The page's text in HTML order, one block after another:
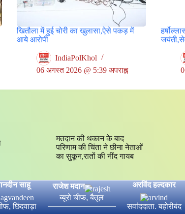
खितौला में हुई चोरी का खुलासा,ऐसे पकड़ में
आये आरोपी
IndiaPolKhol
06 अगस्त 2026 @ 5:39 अपराह्न
मतदान की थकान के बाद
परिणाम की चिंता ने छीना नेताओं
का सुकून,रातों की नींद गायब
साहू
छिंदवाड़ा
राजेश मदान
ब्यूरो चीफ, बैतूल
अरविंद हल्दकार
सवांददाता. बहोरीबंद